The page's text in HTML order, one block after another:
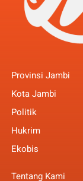
Provinsi Jambi
Kota Jambi
Politik
Hukrim
Ekobis
Tentang Kami